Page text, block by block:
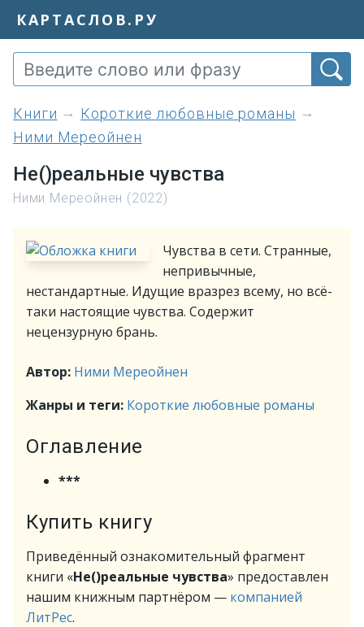
КАРТАСЛОВ.РУ
книги
Короткие любовные романы
Ними Мереойнен
Не()реальные чувства
Ними Мереойнен (2022)
Чувства в сети. Странные,
непривычные,
нестандартные. Идущие вразрез всему, но всё-
таки настоящие чувства. Содержит
нецензурную брань.
Автор: Ними Мереойнен
Жанры и теги: Короткие любовные романы
Оглавление
***
Купить книгу
Приведённый ознакомительный фрагмент
книги «Не()реальные чувства» предоставлен
нашим книжным партнёром — компанией
ЛитРес.